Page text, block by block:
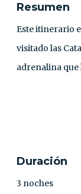
Resumen
Este itinerario
visitado las
adrenalina que
Duración
3 noches